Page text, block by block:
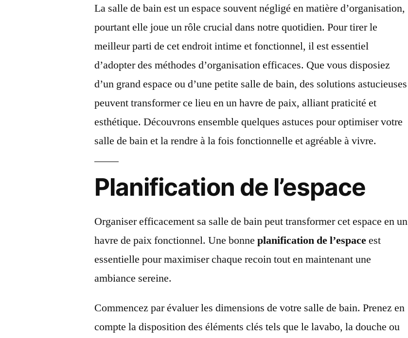
La salle de bain est un espace souvent négligé en matière d’organisation,
pourtant elle joue un rôle crucial dans notre quotidien. Pour tirer le
meilleur parti de cet endroit intime et fonctionnel, il est essentiel
d’adopter des méthodes d’organisation efficaces. Que vous disposiez
d’un grand espace ou d’une petite salle de bain, des solutions astucieuses
peuvent transformer ce lieu en un havre de paix, alliant praticité et
esthétique. Découvrons ensemble quelques astuces pour optimiser votre
salle de bain et la rendre à la fois fonctionnelle et agréable à vivre.
Planification de l’espace
Organiser efficacement sa salle de bain peut transformer cet espace en un
havre de paix fonctionnel. Une bonneplanification de l’espaceest
essentielle pour maximiser chaque recoin tout en maintenant une
ambiance sereine.
Commencez par évaluer les dimensions de votre salle de bain. Prenez en
compte la disposition des éléments clés tels que le lavabo, la douche ou